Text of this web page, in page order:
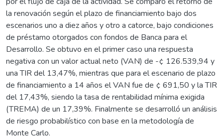
la renovación según el plazo de financiamiento bajo dos
escenarios uno a diez años y otro a catorce, bajo condiciones
de préstamo otorgados con fondos de Banca para el
Desarrollo. Se obtuvo en el primer caso una respuesta
negativa con un valor actual neto (VAN) de -¢ 126.539,94 y
una TIR del 13,47%, mientras que para el escenario de plazo
de financiamiento a 14 años el VAN fue de ¢ 691,50 y la TIR
del 17,43%, siendo la tasa de rentabilidad mínima exigida
(TREMA) de un 17,39%. Finalmente se desarrolló un análisis
de riesgo probabilístico con base en la metodología de
Monte Carlo.